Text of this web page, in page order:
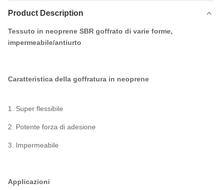
Product Description
Tessuto in neoprene SBR goffrato di varie forme,
impermeabile/antiurto
Caratteristica della goffratura in neoprene
1. Super flessibile
2. Potente forza di adesione
3. Impermeabile
Applicazioni